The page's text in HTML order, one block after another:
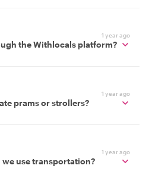
1 year ago
the Withlocals platform?
1 year ago
prams or strollers?
1 year ago
use transportation?